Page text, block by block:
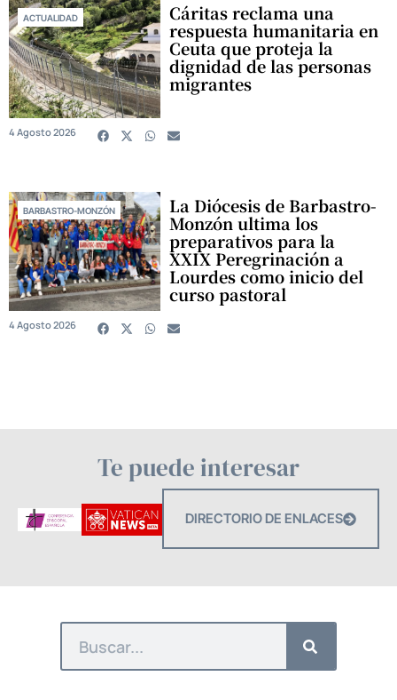
ACTUALIDAD Cáritas reclama una
respuesta humanitaria en
Ceuta que proteja la
dignidad de las personas
migrantes
4 Agosto 2026
BARBASTRO-MONZÓN La Diócesis de Barbastro-
Monzón ultima los
preparativos para la
XXIX Peregrinación a
Lourdes como inicio del
curso pastoral
4 Agosto 2026
Te puede interesar
DIRECTORIO DE ENLACES